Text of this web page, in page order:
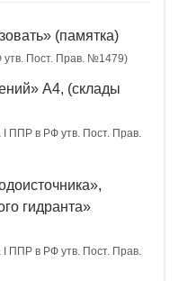
(памятка)
утв. Пост. Прав. №1479)
А4, (склады
I ППР в РФ утв. Пост. Прав.
гидранта»
I ППР в РФ утв. Пост. Прав.